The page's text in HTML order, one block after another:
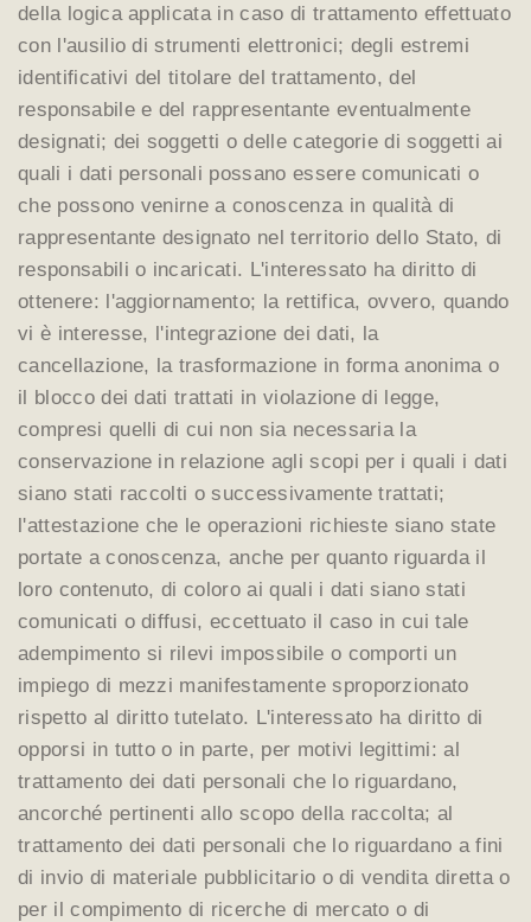
della logica applicata in caso di trattamento effettuato
con l'ausilio di strumenti elettronici; degli estremi
identificativi del titolare del trattamento, del
responsabile e del rappresentante eventualmente
designati; dei soggetti o delle categorie di soggetti ai
quali i dati personali possano essere comunicati o
che possono venirne a conoscenza in qualità di
rappresentante designato nel territorio dello Stato, di
responsabili o incaricati. L'interessato ha diritto di
ottenere: l'aggiornamento; la rettifica, ovvero, quando
vi è interesse, l'integrazione dei dati, la
cancellazione, la trasformazione in forma anonima o
il blocco dei dati trattati in violazione di legge,
compresi quelli di cui non sia necessaria la
conservazione in relazione agli scopi per i quali i dati
siano stati raccolti o successivamente trattati;
l'attestazione che le operazioni richieste siano state
portate a conoscenza, anche per quanto riguarda il
loro contenuto, di coloro ai quali i dati siano stati
comunicati o diffusi, eccettuato il caso in cui tale
adempimento si rilevi impossibile o comporti un
impiego di mezzi manifestamente sproporzionato
rispetto al diritto tutelato. L'interessato ha diritto di
opporsi in tutto o in parte, per motivi legittimi: al
trattamento dei dati personali che lo riguardano,
ancorché pertinenti allo scopo della raccolta; al
trattamento dei dati personali che lo riguardano a fini
di invio di materiale pubblicitario o di vendita diretta o
per il compimento di ricerche di mercato o di